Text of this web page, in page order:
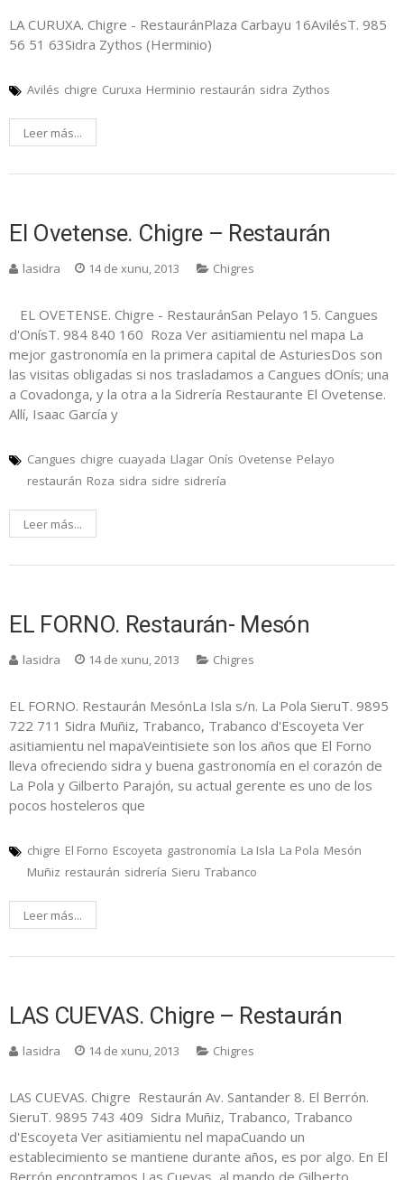
LA CURUXA. Chigre - RestauránPlaza Carbayu 16AvilésT. 985
56 51 63Sidra Zythos (Herminio)
Avilés chigre Curuxa Herminio restaurán sidra Zythos
Leer más...
El Ovetense. Chigre – Restaurán
lasidra 14 de xunu, 2013 Chigres
EL OVETENSE. Chigre - RestauránSan Pelayo 15. Cangues
d'OnísT. 984 840 160 Roza Ver asitiamientu nel mapa La
mejor gastronomía en la primera capital de AsturiesDos son
las visitas obligadas si nos trasladamos a Cangues dOnís; una
a Covadonga, y la otra a la Sidrería Restaurante El Ovetense.
Allí, Isaac García y
Cangues chigre cuayada Llagar Onís Ovetense Pelayo
restaurán Roza sidra sidre sidrería
Leer más...
EL FORNO. Restaurán- Mesón
lasidra 14 de xunu, 2013 Chigres
EL FORNO. Restaurán MesónLa Isla s/n. La Pola SieruT. 9895
722 711 Sidra Muñiz, Trabanco, Trabanco d'Escoyeta Ver
asitiamientu nel mapaVeintisiete son los años que El Forno
lleva ofreciendo sidra y buena gastronomía en el corazón de
La Pola y Gilberto Parajón, su actual gerente es uno de los
pocos hosteleros que
chigre El Forno Escoyeta gastronomía La Isla La Pola Mesón
Muñiz restaurán sidrería Sieru Trabanco
Leer más...
LAS CUEVAS. Chigre – Restaurán
lasidra 14 de xunu, 2013 Chigres
LAS CUEVAS. Chigre Restaurán Av. Santander 8. El Berrón.
SieruT. 9895 743 409 Sidra Muñiz, Trabanco, Trabanco
d'Escoyeta Ver asitiamientu nel mapaCuando un
establecimiento se mantiene durante años, es por algo. En El